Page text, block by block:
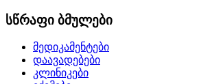
სწრაფი ბმულები
მედიკამენტები
დაავადებები
კლინიკები